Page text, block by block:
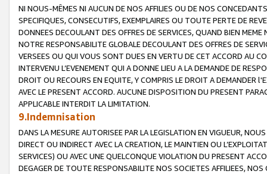
NI NOUS-MÊMES NI AUCUN DE NOS AFFILIES OU DE NOS
SPECIFIQUES, CONSECUTIFS, EXEMPLAIRES OU TOUTE PERTE DE
DONNEES DECOULANT DES OFFRES DE SERVICES, QUAND BIEN
NOTRE RESPONSABILITE GLOBALE DECOULANT DES OFFRES DE
VERSEES OU QUI VOUS SONT DUES EN VERTU DE CET ACCORD AU
INTERVENU L’EVENEMENT QUI A DONNE LIEU A LA DEMANDE DE
DROIT OU RECOURS EN EQUITE, Y COMPRIS LE DROIT A DEMANDER
AVEC LE PRESENT ACCORD. AUCUNE DISPOSITION DU PRESENT
APPLICABLE INTERDIT LA LIMITATION.
9.Indemnisation
DANS LA MESURE AUTORISEE PAR LA LEGISLATION EN VIGUEUR,
DIRECT OU INDIRECT AVEC LA CREATION, LE MAINTIEN OU
SERVICES) OU AVEC UNE QUELCONQUE VIOLATION DU PRESENT
DEGAGER DE TOUTE RESPONSABILITE NOS SOCIETES AFFILIEES,